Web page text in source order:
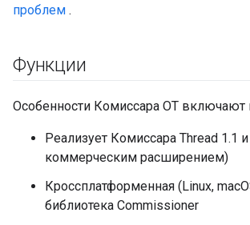
проблем .
Функции
Особенности Комиссара OT включают
Реализует Комиссара Thread 1.1
коммерческим расширением)
Кроссплатформенная (Linux,
библиотека Commissioner